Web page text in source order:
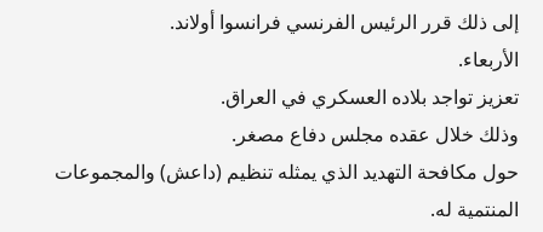
إلى ذلك قرر الرئيس الفرنسي فرانسوا أولاند.
الأربعاء.
تعزيز تواجد بلاده العسكري في العراق.
وذلك خلال عقده مجلس دفاع مصغر.
حول مكافحة التهديد الذي يمثله تنظيم (داعش) والمجموعات
المنتمية له.